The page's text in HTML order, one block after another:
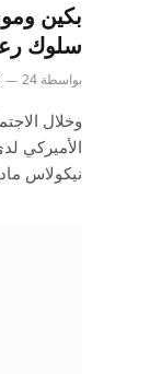
بكين
سلوك
بواسطة 24 ديسمبر، 2025
وخلال
الأميركي
نيكولاس